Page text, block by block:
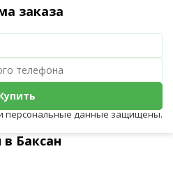
Баксан
заказа
персональные данные защищены.